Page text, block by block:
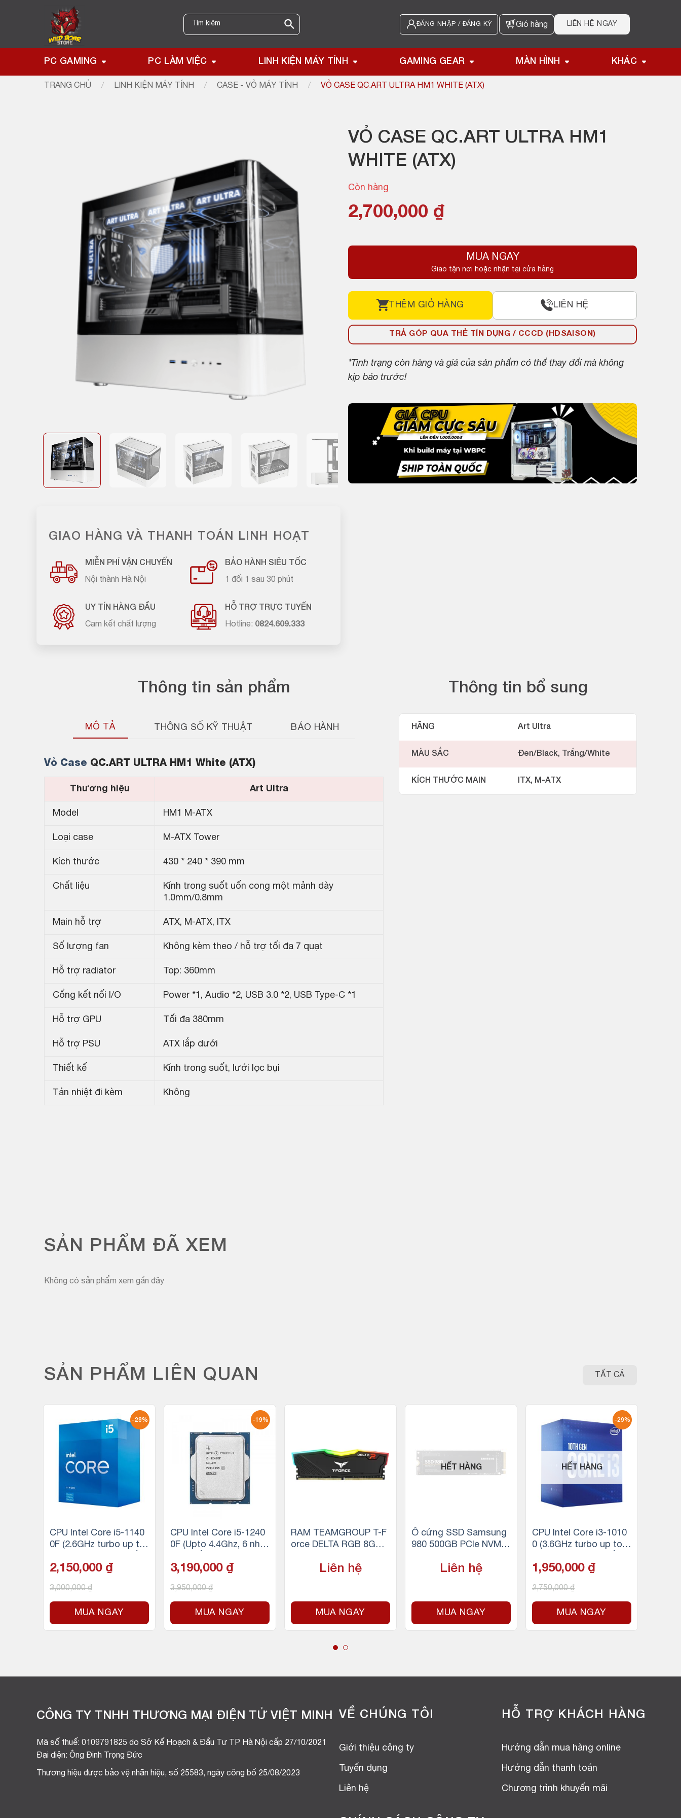
Tìm
kiếm:
ĐĂNG NHẬP / ĐĂNG KÝ Giỏ hàng LIÊN HỆ NGAY
PC GAMING PC LÀM VIỆC LINH KIỆN MÁY TÍNH GAMING GEAR MÀN HÌNH KHÁC
TRANG CHỦ / LINH KIỆN MÁY TÍNH / CASE - VỎ MÁY TÍNH / VỎ CASE QC.ART ULTRA HM1 WHITE (ATX)
GIAO HÀNG VÀ THANH TOÁN LINH HOẠT
MIỄN PHÍ VẬN CHUYỂN
Nội thành Hà Nội
BẢO HÀNH SIÊU TỐC
1 đổi 1 sau 30 phút
UY TÍN HÀNG ĐẦU
Cam kết chất lượng
HỖ TRỢ TRỰC TUYẾN
Hotline: 0824.609.333
VỎ CASE QC.ART ULTRA HM1
WHITE (ATX)
Còn hàng
2,700,000 ₫
MUA NGAY
Giao tận nơi hoặc nhận tại cửa hàng
THÊM GIỎ HÀNG LIÊN HỆ
TRẢ GÓP QUA THẺ TÍN DỤNG / CCCD (HDSAISON)
*Tình trạng còn hàng và giá của sản phẩm có thể thay đổi mà không
kịp báo trước!
Thông tin sản phẩm
MÔ TẢ THÔNG SỐ KỸ THUẬT BẢO HÀNH
Vỏ Case QC.ART ULTRA HM1 White (ATX)
Thương hiệu Art Ultra
Model HM1 M-ATX
Loại case M-ATX Tower
Kích thước 430 * 240 * 390 mm
Chất liệu
Kính trong suốt uốn cong một mảnh dày
1.0mm/0.8mm
Main hỗ trợ ATX, M-ATX, ITX
Số lượng fan Không kèm theo / hỗ trợ tối đa 7 quạt
Hỗ trợ radiator Top: 360mm
Cổng kết nối I/O Power *1, Audio *2, USB 3.0 *2, USB Type-C *1
Hỗ trợ GPU Tối đa 380mm
Hỗ trợ PSU ATX lắp dưới
Thiết kế Kính trong suốt, lưới lọc bụi
Tản nhiệt đi kèm Không
Thông tin bổ sung
HÃNG Art Ultra
MÀU SẮC Đen/Black, Trắng/White
KÍCH THƯỚC MAIN ITX, M-ATX
SẢN PHẨM ĐÃ XEM
Không có sản phẩm xem gần đây
SẢN PHẨM LIÊN QUAN TẤT CẢ
-28%
CPU Intel Core i5-1140
0F (2.6GHz turbo up to
g, 12MB Cache, 65W)
2,150,000 ₫
3,000,000₫
MUA NGAY
-19%
CPU Intel Core i5-1240
0F (Upto 4.4Ghz, 6 nhâ
e, 65W) – Tray
3,190,000 ₫
3,950,000₫
MUA NGAY
RAM TEAMGROUP T-F
orce DELTA RGB 8GB
Liên hệ
MUA NGAY
HẾT HÀNG
Ổ cứng SSD Samsung
980 500GB PCIe NVMe
Ghi 2600MB/s)
Liên hệ
MUA NGAY
-29%
HẾT HÀNG
CPU Intel Core i3-1010
0 (3.6GHz turbo up to
6MB Cache, 65W) – So
1,950,000 ₫
2,750,000₫
MUA NGAY
CÔNG TY TNHH THƯƠNG MẠI ĐIỆN TỬ VIỆT MINH
Mã số thuế: 0109791825 do Sở Kế Hoạch & Đầu Tư TP Hà Nội cấp 27/10/2021
Đại diện: Ông Đinh Trọng Đức
Thương hiệu được bảo vệ nhãn hiệu, số 25583, ngày công bố 25/08/2023
VỀ CHÚNG TÔI
Giới thiệu công ty
Tuyển dụng
Liên hệ
HỖ TRỢ KHÁCH HÀNG
Hướng dẫn mua hàng online
Hướng dẫn thanh toán
Chương trình khuyến mãi